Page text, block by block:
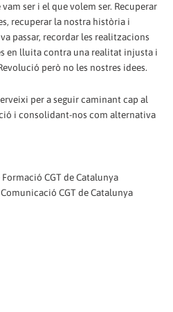
ser i el que volem ser. Recuperar
recuperar la nostra història i
passar, recordar les realitzacions
en lluita contra una realitat injusta i
però no les nostres idees.
per a seguir caminant cap al
i consolidant-nos com alternativa
CGT de Catalunya
CGT de Catalunya